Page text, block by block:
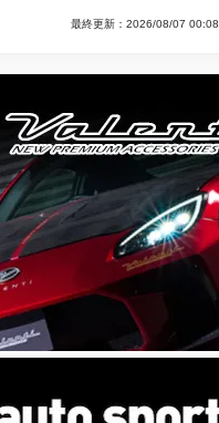
最終更新：2026/08/07 00:08